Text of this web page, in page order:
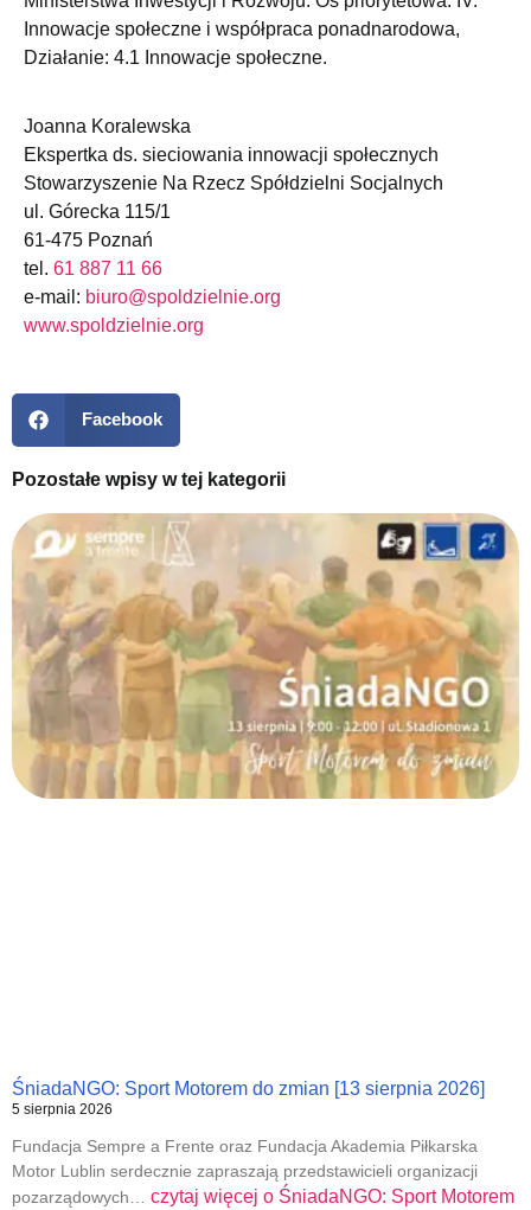
Innowacje społeczne i współpraca ponadnarodowa,
Działanie: 4.1 Innowacje społeczne.
Joanna Koralewska
Ekspertka ds. sieciowania innowacji społecznych
Stowarzyszenie Na Rzecz Spółdzielni Socjalnych
ul. Górecka 115/1
61-475 Poznań
tel. 61 887 11 66
e-mail: biuro@spoldzielnie.org
www.spoldzielnie.org
Facebook
Pozostałe wpisy w tej kategorii
ŚniadaNGO: Sport Motorem do zmian [13 sierpnia 2026]
5 sierpnia 2026
Fundacja Sempre a Frente oraz Fundacja Akademia Piłkarska
Motor Lublin serdecznie zapraszają przedstawicieli organizacji
pozarządowych… czytaj więcej o ŚniadaNGO: Sport Motorem